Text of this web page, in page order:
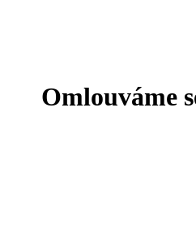
Omlouváme